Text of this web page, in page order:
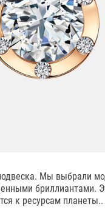
Мы выбрали
к ресурсам планеты..